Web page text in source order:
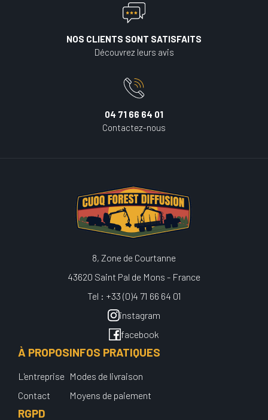
NOS CLIENTS SONT SATISFAITS
Découvrez leurs avis
04 71 66 64 01
Contactez-nous
8, Zone de Courtanne
43620 Saint Pal de Mons - France
Tel : +33 (0)4 71 66 64 01
instagram
facebook
À PROPOS
L'entreprise
Contact
INFOS PRATIQUES
Modes de livraison
Moyens de paiement
RGPD